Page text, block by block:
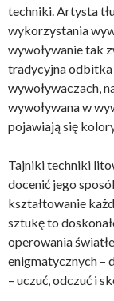
techniki. Artysta
wykorzystania
wywoływanie tak
tradycyjna odbitka
wywoływaczach,
wywoływana w
pojawiają się
Tajniki techniki
docenić jego
kształtowanie
sztukę to
operowania
enigmatycznych –
– uczuć, odczuć i